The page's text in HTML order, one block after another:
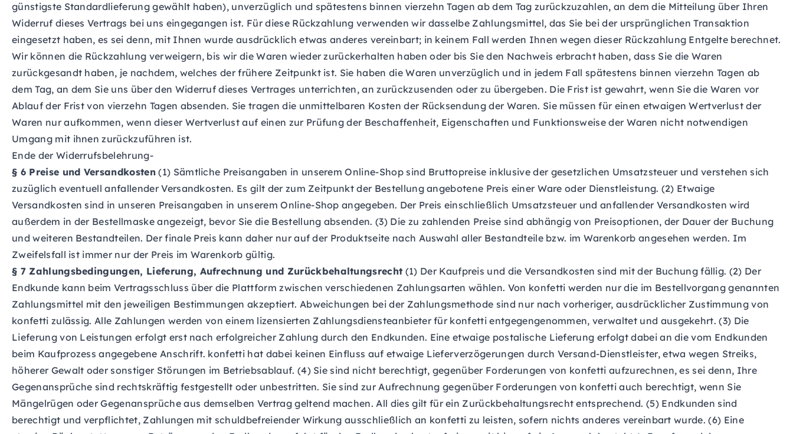
günstigste Standardlieferung gewählt haben), unverzüglich und spätestens binnen vierzehn Tagen ab dem Tag zurückzuzahlen, an dem die Mitteilung über Ihren
Widerruf dieses Vertrags bei uns eingegangen ist. Für diese Rückzahlung verwenden wir dasselbe Zahlungsmittel, das Sie bei der ursprünglichen Transaktion
eingesetzt haben, es sei denn, mit Ihnen wurde ausdrücklich etwas anderes vereinbart; in keinem Fall werden Ihnen wegen dieser Rückzahlung Entgelte berechnet.
Wir können die Rückzahlung verweigern, bis wir die Waren wieder zurückerhalten haben oder bis Sie den Nachweis erbracht haben, dass Sie die Waren
zurückgesandt haben, je nachdem, welches der frühere Zeitpunkt ist. Sie haben die Waren unverzüglich und in jedem Fall spätestens binnen vierzehn Tagen ab
dem Tag, an dem Sie uns über den Widerruf dieses Vertrages unterrichten, an zurückzusenden oder zu übergeben. Die Frist ist gewahrt, wenn Sie die Waren vor
Ablauf der Frist von vierzehn Tagen absenden. Sie tragen die unmittelbaren Kosten der Rücksendung der Waren. Sie müssen für einen etwaigen Wertverlust der
Waren nur aufkommen, wenn dieser Wertverlust auf einen zur Prüfung der Beschaffenheit, Eigenschaften und Funktionsweise der Waren nicht notwendigen
Umgang mit ihnen zurückzuführen ist.
Ende der Widerrufsbelehrung-
§ 6 Preise und Versandkosten(1) Sämtliche Preisangaben in unserem Online-Shop sind Bruttopreise inklusive der gesetzlichen Umsatzsteuer und verstehen sich
zuzüglich eventuell anfallender Versandkosten. Es gilt der zum Zeitpunkt der Bestellung angebotene Preis einer Ware oder Dienstleistung. (2) Etwaige
Versandkosten sind in unseren Preisangaben in unserem Online-Shop angegeben. Der Preis einschließlich Umsatzsteuer und anfallender Versandkosten wird
außerdem in der Bestellmaske angezeigt, bevor Sie die Bestellung absenden. (3) Die zu zahlenden Preise sind abhängig von Preisoptionen, der Dauer der Buchung
und weiteren Bestandteilen. Der finale Preis kann daher nur auf der Produktseite nach Auswahl aller Bestandteile bzw. im Warenkorb angesehen werden. Im
Zweifelsfall ist immer nur der Preis im Warenkorb gültig.
§ 7 Zahlungsbedingungen, Lieferung, Aufrechnung und Zurückbehaltungsrecht (1) Der Kaufpreis und die Versandkosten sind mit der Buchung fällig. (2) Der
Endkunde kann beim Vertragsschluss über die Plattform zwischen verschiedenen Zahlungsarten wählen. Von konfetti werden nur die im Bestellvorgang genannten
Zahlungsmittel mit den jeweiligen Bestimmungen akzeptiert. Abweichungen bei der Zahlungsmethode sind nur nach vorheriger, ausdrücklicher Zustimmung von
konfetti zulässig. Alle Zahlungen werden von einem lizensierten Zahlungsdiensteanbieter für konfetti entgegengenommen, verwaltet und ausgekehrt. (3) Die
Lieferung von Leistungen erfolgt erst nach erfolgreicher Zahlung durch den Endkunden. Eine etwaige postalische Lieferung erfolgt dabei an die vom Endkunden
beim Kaufprozess angegebene Anschrift. konfetti hat dabei keinen Einfluss auf etwaige Lieferverzögerungen durch Versand-Dienstleister, etwa wegen Streiks,
höherer Gewalt oder sonstiger Störungen im Betriebsablauf. (4) Sie sind nicht berechtigt, gegenüber Forderungen von konfetti aufzurechnen, es sei denn, Ihre
Gegenansprüche sind rechtskräftig festgestellt oder unbestritten. Sie sind zur Aufrechnung gegenüber Forderungen von konfetti auch berechtigt, wenn Sie
Mängelrügen oder Gegenansprüche aus demselben Vertrag geltend machen. All dies gilt für ein Zurückbehaltungsrecht entsprechend. (5) Endkunden sind
berechtigt und verpflichtet, Zahlungen mit schuldbefreiender Wirkung ausschließlich an konfetti zu leisten, sofern nichts anderes vereinbart wurde. (6) Eine